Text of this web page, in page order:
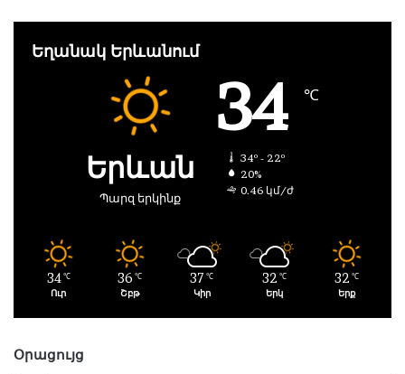
Եղանակ Երևանում
Երևան
Պարզ երկինք
34 ℃
34º - 22º
20%
0.46 կմ/ժ
34 ℃
Ուր
36 ℃
Շբթ
37 ℃
Կիր
32 ℃
Երկ
32 ℃
Երք
Օրացույց